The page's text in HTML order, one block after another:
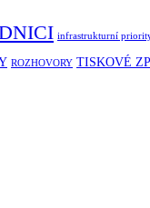
infrastrukturní
ROZHOVORY TISKOVÉ